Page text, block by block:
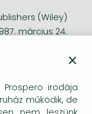
(Wiley)
március 24.
oldal
xx0 mm
×
irodája
működik, de